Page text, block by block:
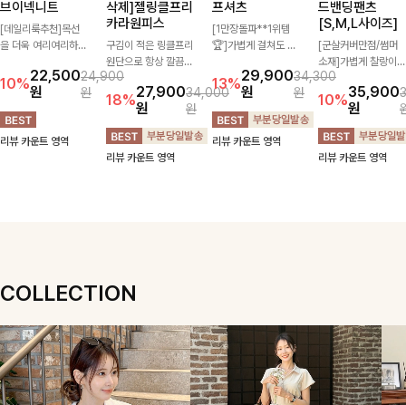
브이넥니트
[데일리룩추천]목선
을 더욱 여리여리하게
자인으로 깔끔한 무드
를 완성해주는 니트
🤍 부드러운 착용감
과 베이직한 실루엣으
로 단독은 물론 다양
10%22,500
원
24,900
원
리뷰 카운트 영역
삭제]젤링클프리
카라원피스
구김이 적은 링클프리
원단으로 항상 깔끔하
게 착용 가능하며 일
자로 떨어지는 넉넉한
핏으로 군살을 완벽히
커버해주는 원피스에
요🖤
18%27,900
원
34,000
원
리뷰 카운트 영역
프셔츠
[1만장돌파**1위템
🏆]가볍게 걸쳐도 살
감, 여름에 딱 맞는 코
튼 셔츠❤️ 여유 있는
핏과 스트라이프 패
턴, 자연스러운 실루
엣으로 데일리 코디에
13%29,900
원
34,300
원
리뷰 카운트 영역
드밴딩팬츠
[S,M,L사이즈]
[군살커버만점/썸머
소재]가볍게 찰랑이는
원단과 여유로운 와이
드 핏으로 하루 종일
편안하게 착용하실 수
있는 팬츠입니다 🖤
✨ 허리 전체 밴딩과
스트링 디테일로 안정
10%35,900
원
리뷰 카운트 영역
COLLECTION